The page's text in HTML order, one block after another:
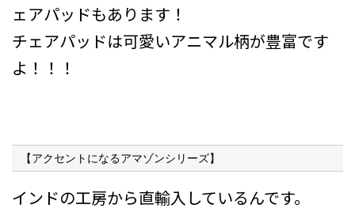
ェアパッドもあります！
チェアパッドは可愛いアニマル柄が豊富です
よ！！！
【アクセントになるアマゾンシリーズ】
インドの工房から直輸入しているんです。